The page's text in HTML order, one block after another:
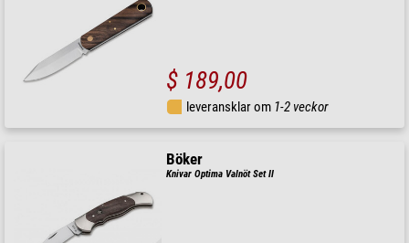
$ 189,00
leveransklar om 1-2 veckor
Böker
Knivar Optima Valnöt Set II